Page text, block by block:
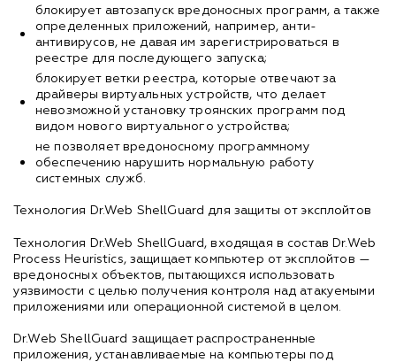
блокирует автозапуск вредоносных программ, а также
определенных приложений, например, анти-
антивирусов, не давая им зарегистрироваться в
реестре для последующего запуска;
блокирует ветки реестра, которые отвечают за
драйверы виртуальных устройств, что делает
невозможной установку троянских программ под
видом нового виртуального устройства;
не позволяет вредоносному программному
обеспечению нарушить нормальную работу
системных служб.
Технология Dr.Web ShellGuard для защиты от эксплойтов
Технология Dr.Web ShellGuard, входящая в состав Dr.Web
Process Heuristics, защищает компьютер от эксплойтов —
вредоносных объектов, пытающихся использовать
уязвимости с целью получения контроля над атакуемыми
приложениями или операционной системой в целом.
Dr.Web ShellGuard защищает распространенные
приложения, устанавливаемые на компьютеры под